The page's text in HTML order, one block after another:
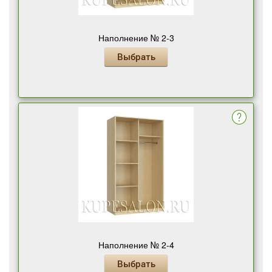
Наполнение № 2-3
Выбрать
Наполнение № 2-4
Выбрать